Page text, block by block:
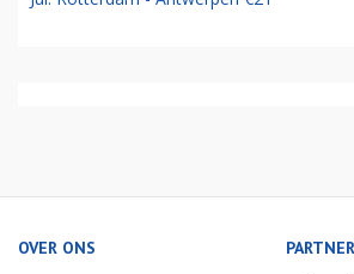
OVER ONS